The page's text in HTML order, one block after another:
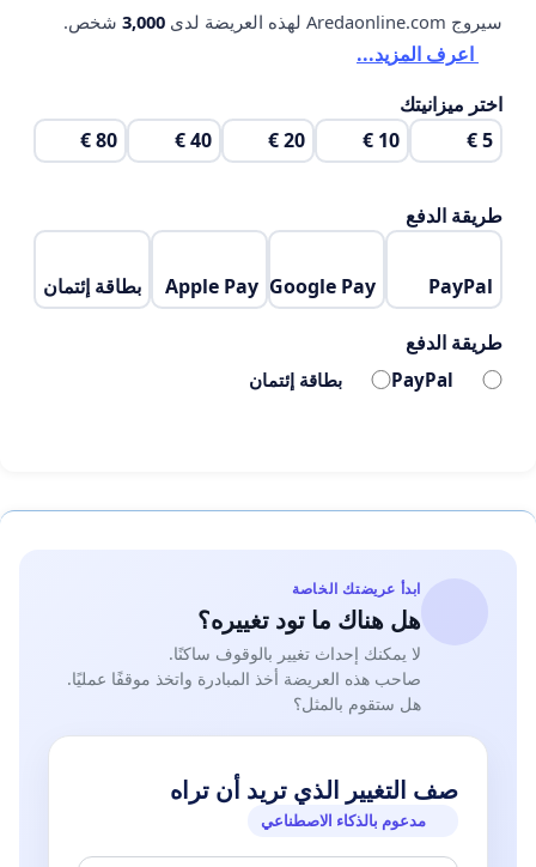
سيروج Aredaonline.com لهذه العريضة لدى 3,000 شخص.
اعرف المزيد...
اختر ميزانيتك
5 €
10 €
20 €
40 €
80 €
طريقة الدفع
PayPal
Google Pay
Apple Pay بطاقة إئتمان
طريقة الدفع
PayPal بطاقة إئتمان
ابدأ عريضتك الخاصة
هل هناك ما تود تغييره؟
لا يمكنك إحداث تغيير بالوقوف ساكنًا.
صاحب هذه العريضة أخذ المبادرة واتخذ موقفًا عمليًا.
هل ستقوم بالمثل؟
صف التغيير الذي تريد أن تراه
مدعوم بالذكاء الاصطناعي